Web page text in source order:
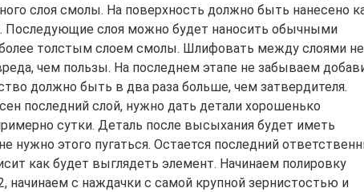
слоя смолы. На поверхность должно быть нанесено
Последующие слоя можно будет наносить обычными
толстым слоем смолы. Шлифовать между слоями не
чем пользы. На последнем этапе не забываем
должно быть в два раза больше, чем затвердителя.
последний слой, нужно дать детали хорошенько
сутки. Деталь после высыхания будет иметь
нужно этого пугаться. Остается последний
как будет выглядеть элемент. Начинаем полировку
начинаем с наждачки с самой крупной зернистостью и